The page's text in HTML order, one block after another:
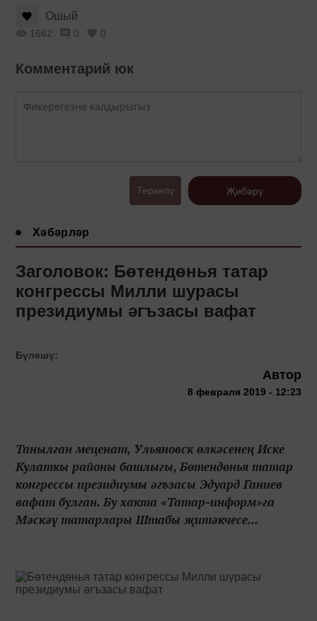
Ошый
1662 0 0
Комментарий юк
Теркәлү Җибәрү
Хәбәрләр
Заголовок: Бөтендөнья татар
конгрессы Милли шурасы
президиумы әгъзасы вафат
Бүлешү:
Автор
8 февраля 2019 - 12:23
Танылган меценат, Ульяновск өлкәсенең Иске
Кулаткы районы башлыгы, Бөтендөнья татар
конгрессы президиумы әгъзасы Эдуард Ганиев
вафат булган. Бу хакта «Татар-информ»га
Мәскәү татарлары Штабы җитәкчесе...